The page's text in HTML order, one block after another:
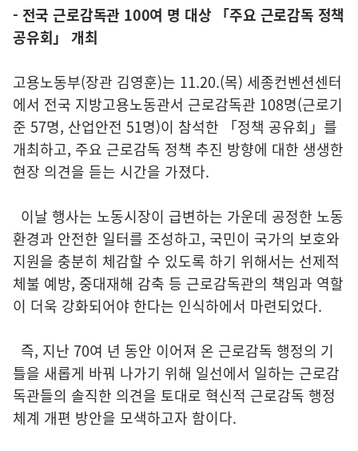
- 전국 근로감독관 100여 명 대상 「주요 근로감독 정책
공유회」 개최
고용노동부(장관 김영훈)는 11.20.(목) 세종컨벤션센터
에서 전국 지방고용노동관서 근로감독관 108명(근로기
준 57명, 산업안전 51명)이 참석한 「정책 공유회」를
개최하고, 주요 근로감독 정책 추진 방향에 대한 생생한
현장 의견을 듣는 시간을 가졌다.
이날 행사는 노동시장이 급변하는 가운데 공정한 노동
환경과 안전한 일터를 조성하고, 국민이 국가의 보호와
지원을 충분히 체감할 수 있도록 하기 위해서는 선제적
체불 예방, 중대재해 감축 등 근로감독관의 책임과 역할
이 더욱 강화되어야 한다는 인식하에서 마련되었다.
즉, 지난 70여 년 동안 이어져 온 근로감독 행정의 기
틀을 새롭게 바꿔 나가기 위해 일선에서 일하는 근로감
독관들의 솔직한 의견을 토대로 혁신적 근로감독 행정
체계 개편 방안을 모색하고자 함이다.